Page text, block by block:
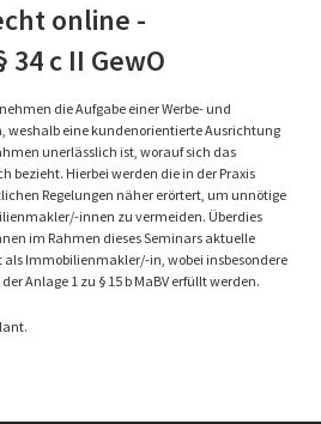
online -
c II GewO
die Aufgabe einer Werbe- und
weshalb eine kundenorientierte Ausrichtung
unerlässlich ist, worauf sich das
bezieht. Hierbei werden die in der Praxis
Regelungen näher erörtert, um unnötige
innen zu vermeiden. Überdies
im Rahmen dieses Seminars aktuelle
Immobilienmakler/-in, wobei insbesondere
Anlage 1 zu § 15 b MaBV erfüllt werden.